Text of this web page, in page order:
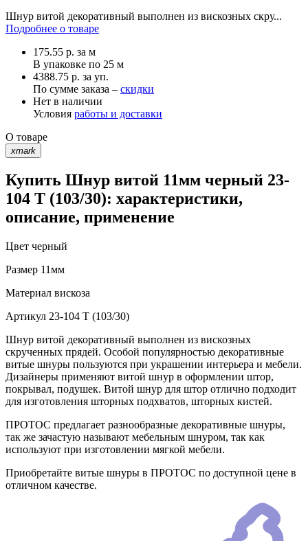
Шнур витой декоративный выполнен из вискозных скру...
Подробнее о товаре
175.55 р. за м
В упаковке по 25 м
4388.75 р. за уп.
По сумме заказа – скидки
Нет в наличии
Условия работы и доставки
О товаре
xmark
Купить Шнур витой 11мм черный 23-
104 T (103/30): характеристики,
описание, применение
Цвет черный
Размер 11мм
Материал вискоза
Артикул 23-104 T (103/30)
Шнур витой декоративный выполнен из вискозных
скрученных прядей. Особой популярностью декоративные
витые шнуры пользуются при украшении интерьера и мебели.
Дизайнеры применяют витой шнур в оформлении штор,
покрывал, подушек. Витой шнур для штор отлично подходит
для изготовления шторных подхватов, шторных кистей.
ПРОТОС предлагает разнообразные декоративные шнуры,
так же зачастую называют мебельным шнуром, так как
используют при изготовлении мягкой мебели.
Приобретайте витые шнуры в ПРОТОС по доступной цене в
отличном качестве.